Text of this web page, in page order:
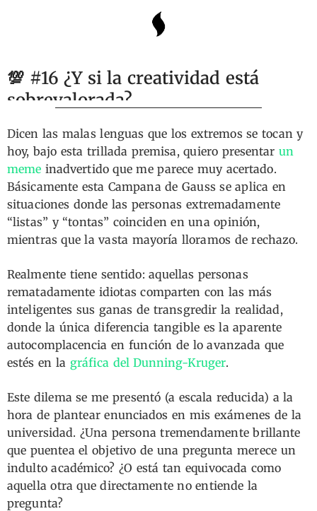
💯 #16 ¿Y si la creatividad está
sobrevalorada?
Dicen las malas lenguas que los extremos se tocan y
hoy, bajo esta trillada premisa, quiero presentarun
meme inadvertido que me parece muy acertado.
Básicamente esta Campana de Gauss se aplica en
situaciones donde las personas extremadamente
“listas” y “tontas” coinciden en una opinión,
mientras que la vasta mayoría lloramos de rechazo.
Realmente tiene sentido: aquellas personas
rematadamente idiotas comparten con las más
inteligentes sus ganas de transgredir la realidad,
donde la única diferencia tangible es la aparente
autocomplacencia en función de lo avanzada que
estés en la gráfica del Dunning-Kruger.
Este dilema se me presentó (a escala reducida) a la
hora de plantear enunciados en mis exámenes de la
universidad. ¿Una persona tremendamente brillante
que puentea el objetivo de una pregunta merece un
indulto académico? ¿O está tan equivocada como
aquella otra que directamente no entiende la
pregunta?